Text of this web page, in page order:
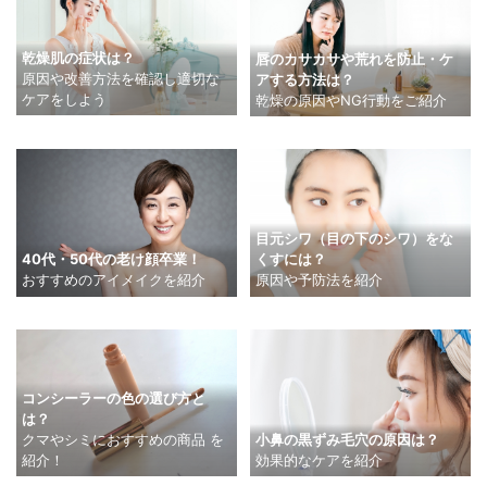
乾燥肌の症状は？
原因や改善方法を確認し適切な
ケアをしよう
唇のカサカサや荒れを防止・ケ
アする方法は？
乾燥の原因やNG行動をご紹介
40代・50代の老け顔卒業！
おすすめのアイメイクを紹介
目元シワ（目の下のシワ）をな
くすには？
原因や予防法を紹介
コンシーラーの色の選び方と
は？
クマやシミにおすすめの商品 を
紹介！
小鼻の黒ずみ毛穴の原因は？
効果的なケアを紹介